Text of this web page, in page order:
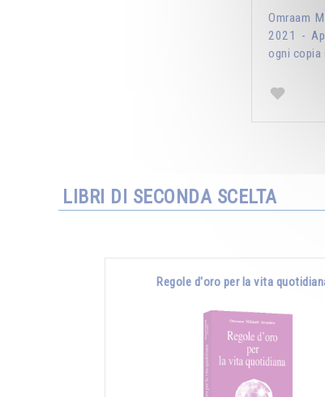
Omraam
2021 -
ogni copia
LIBRI DI SECONDA SCELTA
Regole d'oro per la vita